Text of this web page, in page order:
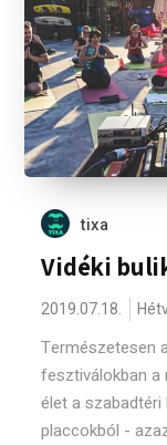
tixa
Vidéki
2019.07.18.
Természetesen
fesztiválokban a
élet a
placcokból -